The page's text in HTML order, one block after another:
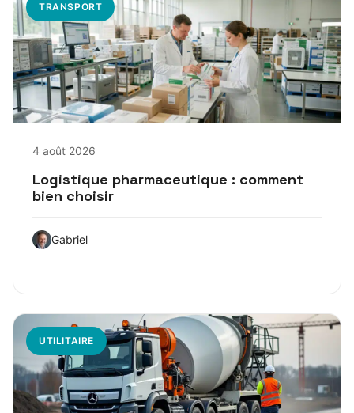
TRANSPORT
4 août 2026
Logistique pharmaceutique : comment
bien choisir
Gabriel
UTILITAIRE